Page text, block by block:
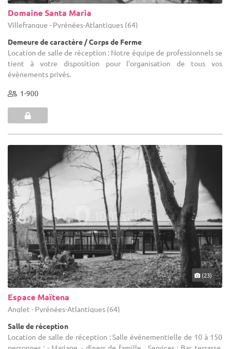
Domaine Santa Maria
Villefranque - Pyrénées-Atlantiques (64)
Demeure de caractère / Corps de Ferme
Location de salle de réception : Notre équipe de professionnels se
tient à votre disposition pour l'organisation de tous vos
évènements privés.
1-900
(23)
Espace Maïtena
Anglet - Pyrénées-Atlantiques (64)
Salle de réception
Location de salle de réception : Salle événementielle de 10 à 150